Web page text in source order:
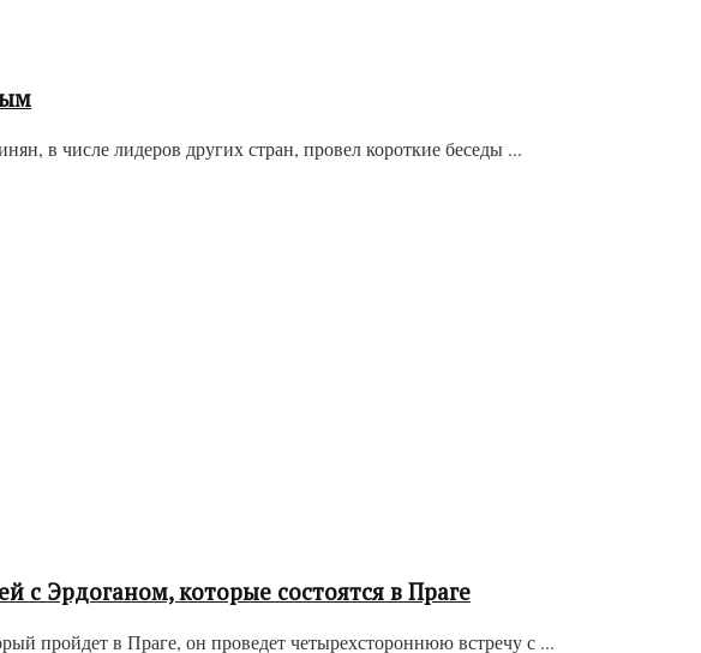
в числе лидеров других стран, провел короткие беседы ...
Эрдоганом, которые состоятся в Праге
пройдет в Праге, он проведет четырехстороннюю встречу с ...